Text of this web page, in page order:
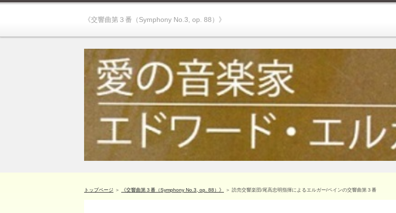
《交響曲第３番（Symphony No.3, op. 88）》
トップページ ＞ 《交響曲第３番（Symphony No.3, op. 88）》 ＞ 読売交響楽団/尾高忠明指揮によるエルガー/ペインの交響曲第３番